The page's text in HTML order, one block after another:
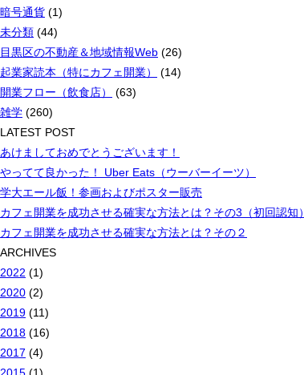
暗号通貨 (1)
未分類 (44)
目黒区の不動産＆地域情報Web (26)
起業家読本（特にカフェ開業）
(14)
開業フロー（飲食店）
(63)
雑学 (260)
LATEST POST
あけましておめでとうございます！
やってて良かった！ Uber Eats（ウーバーイーツ）
学大エール飯！参画およびポスター販売
カフェ開業を成功させる確実な方法とは？その3（初回認知）
カフェ開業を成功させる確実な方法とは？その２
ARCHIVES
2022 (1)
2020 (2)
2019 (11)
2018 (16)
2017 (4)